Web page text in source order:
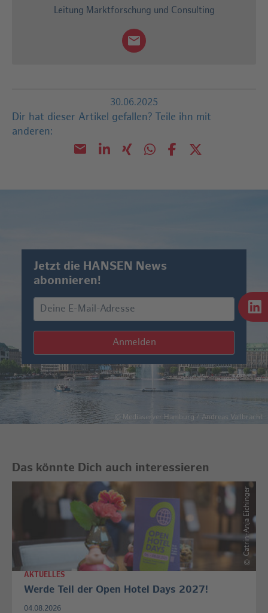
Leitung Marktforschung und Consulting
30.06.2025
Dir hat dieser Artikel gefallen? Teile ihn mit
anderen:
© Mediaserver Hamburg / Andreas Vallbracht
Jetzt die HANSEN News
abonnieren!
Anmelden
Das könnte Dich auch interessieren
©
Catrin-Anja Eichinger
AKTUELLES
Werde Teil der Open Hotel Days 2027!
04.08.2026